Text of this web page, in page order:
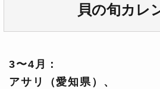
貝の旬カレ
3〜4月：
アサリ（愛知県）、